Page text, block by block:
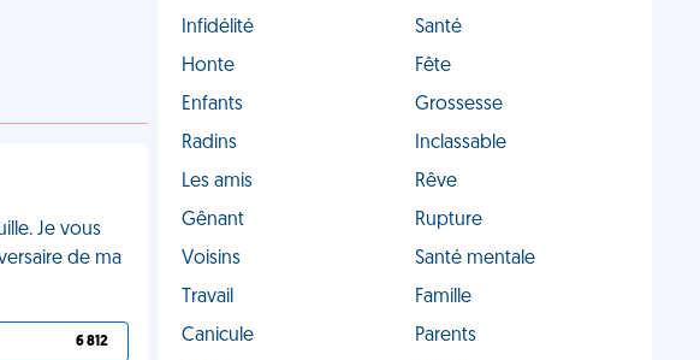
Je vous
de ma
6 812
Infidélité
Santé
Honte
Fête
Enfants
Grossesse
Radins
Inclassable
Les amis
Rêve
Gênant
Rupture
Voisins
Santé mentale
Travail
Famille
Canicule
Parents